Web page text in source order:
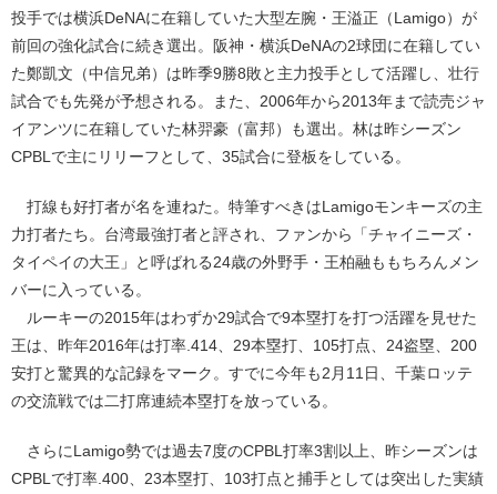
投手では横浜DeNAに在籍していた大型左腕・王溢正（Lamigo）が
前回の強化試合に続き選出。阪神・横浜DeNAの2球団に在籍してい
た鄭凱文（中信兄弟）は昨季9勝8敗と主力投手として活躍し、壮行
試合でも先発が予想される。また、2006年から2013年まで読売ジャ
イアンツに在籍していた林羿豪（富邦）も選出。林は昨シーズン
CPBLで主にリリーフとして、35試合に登板をしている。
打線も好打者が名を連ねた。特筆すべきはLamigoモンキーズの主
力打者たち。台湾最強打者と評され、ファンから「チャイニーズ・
タイペイの大王」と呼ばれる24歳の外野手・王柏融ももちろんメン
バーに入っている。
ルーキーの2015年はわずか29試合で9本塁打を打つ活躍を見せた
王は、昨年2016年は打率.414、29本塁打、105打点、24盗塁、200
安打と驚異的な記録をマーク。すでに今年も2月11日、千葉ロッテ
の交流戦では二打席連続本塁打を放っている。
さらにLamigo勢では過去7度のCPBL打率3割以上、昨シーズンは
CPBLで打率.400、23本塁打、103打点と捕手としては突出した実績